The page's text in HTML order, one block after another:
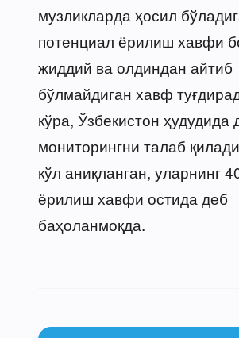
музликларда ҳосил
потенциал ёрилиш хавфи
жиддий ва олдиндан айтиб
бўлмайдиган хавф
кўра, Ўзбекистон ҳудудида
мониторингни талаб
кўл аниқланган, уларнинг
ёрилиш хавфи остида деб
баҳоланмоқда.